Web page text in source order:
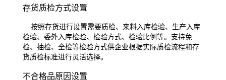
存货质检方式设置
按照存货进行设置需要质检、来料入库检验、生产入库
检验、委外入库检验、检验方式、检验比例等。支持免
检、抽检、全检等检验方式供企业根据实际质检流程和存
货质检标准进行灵活选择。
不合格品原因设置